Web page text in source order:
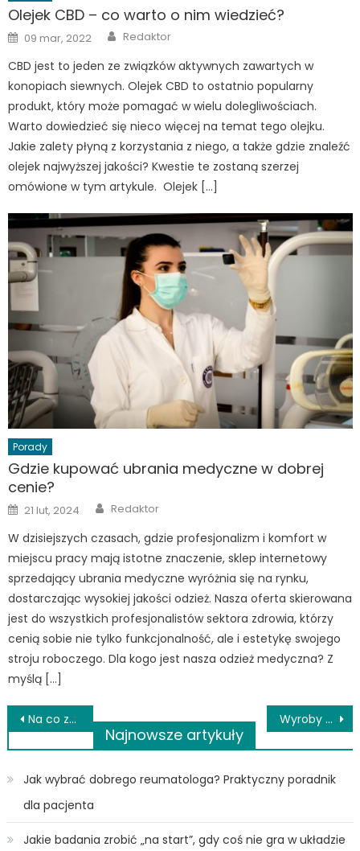
Olejek CBD – co warto o nim wiedzieć?
Posted
on
09 mar, 2022 Author
Redaktor
CBD jest to jeden ze związków aktywnych zawartych w
konopiach siewnych. Olejek CBD to ostatnio popularny
produkt, który może pomagać w wielu dolegliwościach.
Warto dowiedzieć się nieco więcej na temat tego olejku.
Jakie zalety płyną z korzystania z niego, a także gdzie znaleźć
olejek najwyższej jakości? Kwestie te zostaną szerzej
omówione w tym artykule. Olejek […]
Porady
Gdzie kupować ubrania medyczne w dobrej
cenie?
Posted
on
21 lut, 2024 Author
Redaktor
W dzisiejszych czasach, gdzie profesjonalizm i komfort w
miejscu pracy mają istotne znaczenie, sklep internetowy
sprzedający ubrania medyczne wyróżnia się na rynku,
dostarczając wysokiej jakości odzież. Nasza oferta skierowana
jest do wszystkich profesjonalistów sektora zdrowia, którzy
cenią sobie nie tylko funkcjonalność, ale i estetykę swojego
stroju roboczego. Dla kogo jest nasza odzież medyczna? Z
myślą […]
Nawigacja
wpisu
Na co zwrócić uwagę przy wyborze lekarza? Wyroby chłonne dla mężczyzny. Co wybrać na nietrzymanie moczu?
Najnowsze artykuły
Jak wybrać dobrego reumatologa? Praktyczny poradnik
dla pacjenta
Jakie badania zrobić „na start”, gdy coś nie gra w układzie